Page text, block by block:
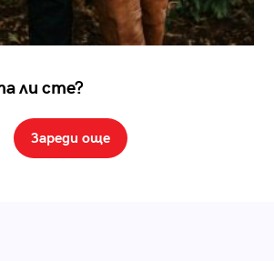
ли сте?
Зареди още